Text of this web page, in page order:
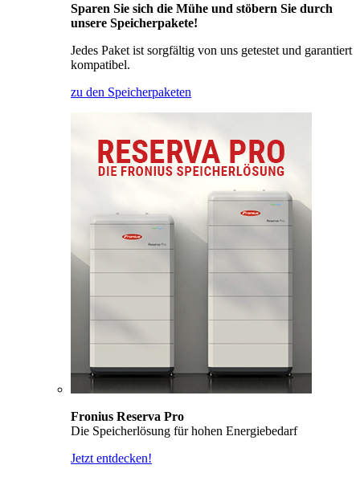
Sparen Sie sich die Mühe und stöbern Sie durch
unsere Speicherpakete!
Jedes Paket ist sorgfältig von uns getestet und garantiert
kompatibel.
zu den Speicherpaketen
Fronius Reserva Pro
Die Speicherlösung für hohen Energiebedarf
Jetzt entdecken!